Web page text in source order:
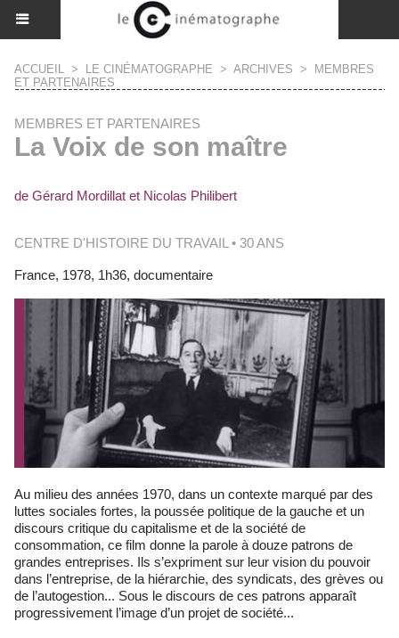
ACCUEIL > LE CINÉMATOGRAPHE > ARCHIVES >
MEMBRES
ET PARTENAIRES
MEMBRES ET PARTENAIRES
La Voix de son maître
de Gérard Mordillat et Nicolas Philibert
CENTRE D'HISTOIRE DU TRAVAIL • 30 ANS
France, 1978, 1h36, documentaire
Au milieu des années 1970, dans un contexte marqué par des
luttes sociales fortes, la poussée politique de la gauche et un
discours critique du capitalisme et de la société de
consommation, ce film donne la parole à douze patrons de
grandes entreprises. Ils s’expriment sur leur vision du pouvoir
dans l’entreprise, de la hiérarchie, des syndicats, des grèves ou
de l’autogestion... Sous le discours de ces patrons apparaît
progressivement l’image d’un projet de société...